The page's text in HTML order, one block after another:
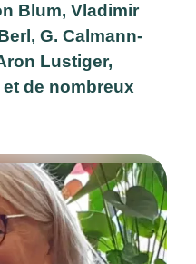
Blum, Vladimir
G. Calmann-
Lustiger,
de nombreux